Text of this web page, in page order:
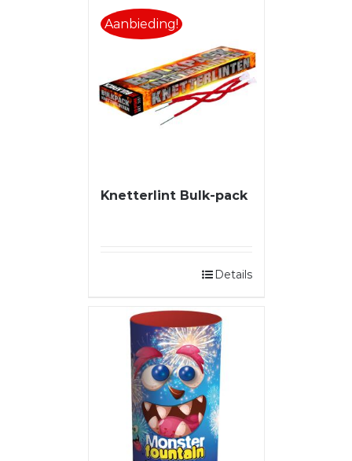
Aanbieding!
Knetterlint Bulk-pack
Details